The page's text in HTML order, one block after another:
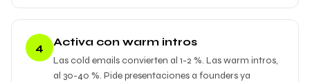
4 Activa con warm intros
Las cold emails convierten al 1-2 %. Las warm intros,
al 30-40 %. Pide presentaciones a founders ya